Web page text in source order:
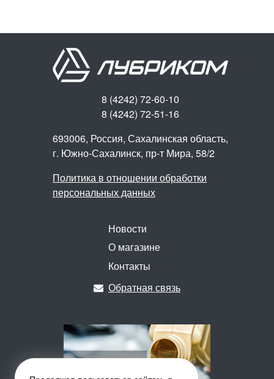
8 (4242) 72-60-10
8 (4242) 72-51-16
693006, Россия, Сахалинская область,
г. Южно-Сахалинск, пр-т Мира, 58/2
Политика в отношении обработки
персональных данных
Новости
О магазине
Контакты
Обратная связь